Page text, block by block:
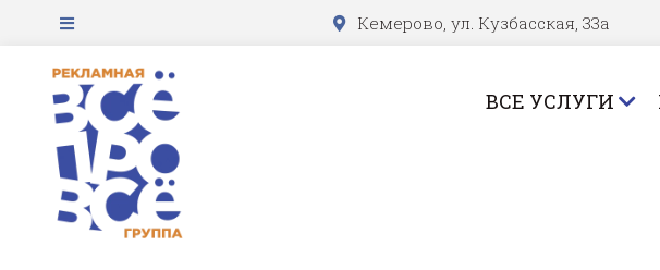
Кемерово, ул. Кузбасская, 33а
ВСЕ УСЛУГИ